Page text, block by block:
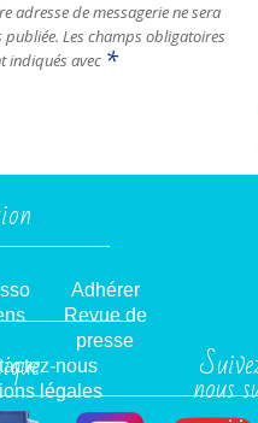
adresse de messagerie ne sera
publiée. Les champs obligatoires
indiqués avec *
Adhérer
Revue de
presse
nous
légales
nous